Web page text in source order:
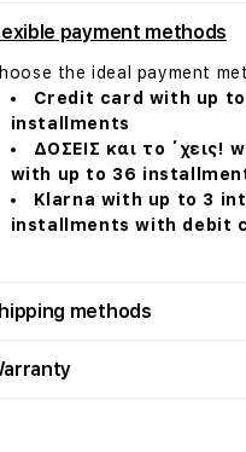
payment methods
the ideal payment
Credit card with up
installments
ΔΟΣΕΙΣ και το
with up to 36
Klarna with up to 3
installments with debit
methods